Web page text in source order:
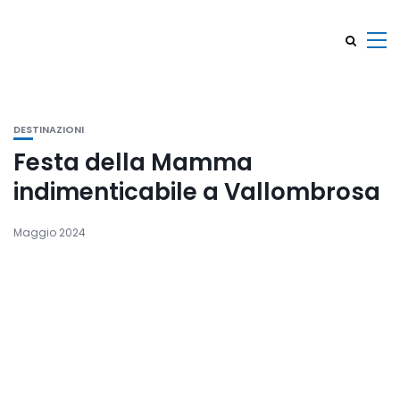
DESTINAZIONI
Festa della Mamma
indimenticabile a Vallombrosa
Maggio 2024